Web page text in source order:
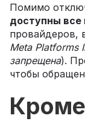
Помимо
доступны
провайдеров,
Meta Platforms
запрещена).
чтобы
Кроме